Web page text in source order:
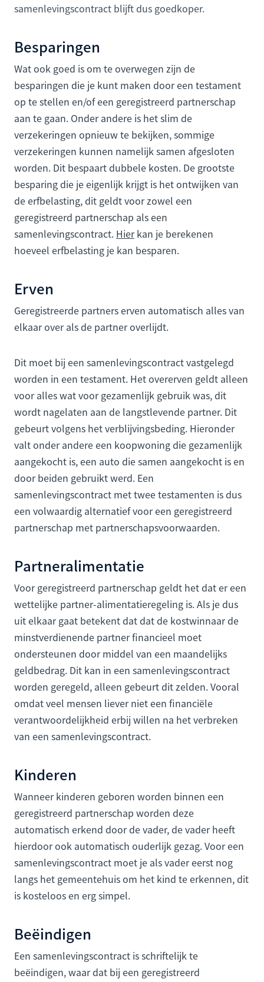
samenlevingscontract blijft dus goedkoper.
Besparingen
Wat ook goed is om te overwegen zijn de
besparingen die je kunt maken door een testament
op te stellen en/of een geregistreerd partnerschap
aan te gaan. Onder andere is het slim de
verzekeringen opnieuw te bekijken, sommige
verzekeringen kunnen namelijk samen afgesloten
worden. Dit bespaart dubbele kosten. De grootste
besparing die je eigenlijk krijgt is het ontwijken van
de erfbelasting, dit geldt voor zowel een
geregistreerd partnerschap als een
samenlevingscontract. Hierkan je berekenen
hoeveel erfbelasting je kan besparen.
Erven
Geregistreerde partners erven automatisch alles van
elkaar over als de partner overlijdt.
Dit moet bij een samenlevingscontract vastgelegd
worden in een testament. Het overerven geldt alleen
voor alles wat voor gezamenlijk gebruik was, dit
wordt nagelaten aan de langstlevende partner. Dit
gebeurt volgens het verblijvingsbeding. Hieronder
valt onder andere een koopwoning die gezamenlijk
aangekocht is, een auto die samen aangekocht is en
door beiden gebruikt werd. Een
samenlevingscontract met twee testamenten is dus
een volwaardig alternatief voor een geregistreerd
partnerschap met partnerschapsvoorwaarden.
Partneralimentatie
Voor geregistreerd partnerschap geldt het dat er een
wettelijke partner-alimentatieregeling is. Als je dus
uit elkaar gaat betekent dat dat de kostwinnaar de
minstverdienende partner financieel moet
ondersteunen door middel van een maandelijks
geldbedrag. Dit kan in een samenlevingscontract
worden geregeld, alleen gebeurt dit zelden. Vooral
omdat veel mensen liever niet een financiële
verantwoordelijkheid erbij willen na het verbreken
van een samenlevingscontract.
Kinderen
Wanneer kinderen geboren worden binnen een
geregistreerd partnerschap worden deze
automatisch erkend door de vader, de vader heeft
hierdoor ook automatisch ouderlijk gezag. Voor een
samenlevingscontract moet je als vader eerst nog
langs het gemeentehuis om het kind te erkennen, dit
is kosteloos en erg simpel.
Beëindigen
Een samenlevingscontract is schriftelijk te
beëindigen, waar dat bij een geregistreerd